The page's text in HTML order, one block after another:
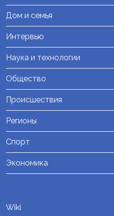
Дом и семья
Интервью
Наука и технологии
Общество
Происшествия
Регионы
Спорт
Экономика
Wiki